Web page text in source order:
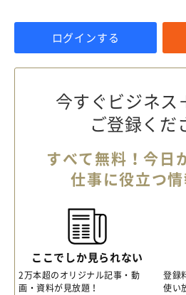
ログインする
今すぐビジネス
ご登録くだ
すべて無料！今日
仕事に役立つ情
ここでしか見られない
2万本超のオリジナル記事・動
画・資料が見放題！
登録
使い